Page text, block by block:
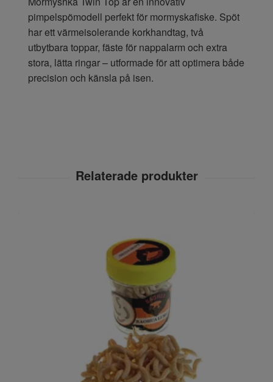
pimpelspömodell perfekt för mormyskafiske. Spöt
har ett värmeisolerande korkhandtag, två
utbytbara toppar, fäste för nappalarm och extra
stora, lätta ringar – utformade för att optimera både
precision och känsla på isen.